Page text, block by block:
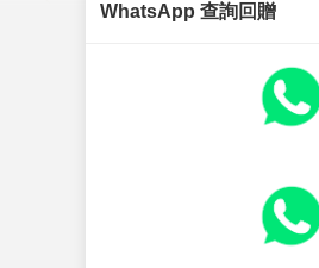
WhatsApp 查詢回贈